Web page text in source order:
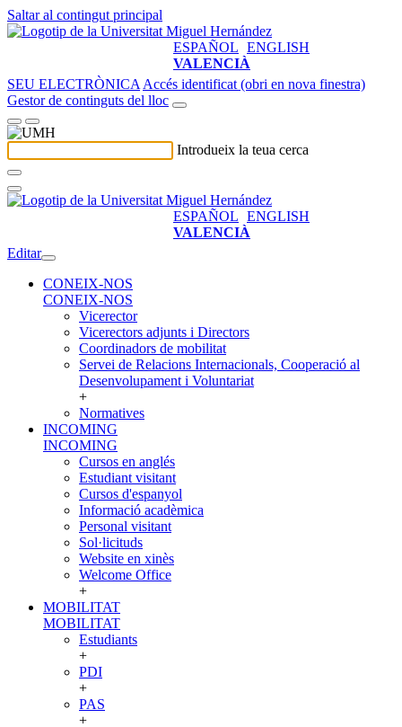
Saltar al contingut principal
ESPAÑOL ENGLISH
VALENCIÀ
SEU ELECTRÒNICA Accés identificat (obri en nova finestra)
Gestor de continguts del lloc
Introdueix la teua cerca
ESPAÑOL ENGLISH
VALENCIÀ
Editar
CONEIX-NOS
CONEIX-NOS
Vicerector
Vicerectors adjunts i Directors
Coordinadors de mobilitat
Servei de Relacions Internacionals, Cooperació al
Desenvolupament i Voluntariat
+
Normatives
INCOMING
INCOMING
Cursos en anglés
Estudiant visitant
Cursos d'espanyol
Informació acadèmica
Personal visitant
Sol·licituds
Website en xinès
Welcome Office
+
MOBILITAT
MOBILITAT
Estudiants
+
PDI
+
PAS
+